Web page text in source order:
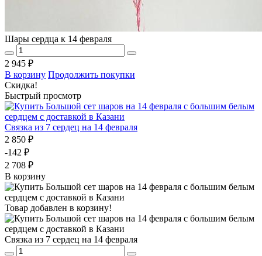
Шары сердца к 14 февраля
2 945 ₽
В корзину Продолжить покупки
Скидка!
Быстрый просмотр
Связка из 7 сердец на 14 февраля
2 850 ₽
-142 ₽
2 708 ₽
В корзину
Товар добавлен в корзину!
Связка из 7 сердец на 14 февраля